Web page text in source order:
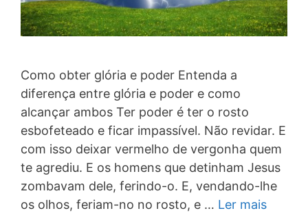
Como obter glória e poder Entenda a
diferença entre glória e poder e como
alcançar ambos Ter poder é ter o rosto
esbofeteado e ficar impassível. Não revidar. E
com isso deixar vermelho de vergonha quem
te agrediu. E os homens que detinham Jesus
zombavam dele, ferindo-o. E, vendando-lhe
os olhos, feriam-no no rosto, e … Ler mais